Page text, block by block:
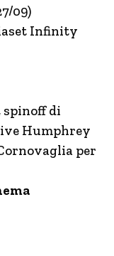
09)
Infinity
spinoff di
Humphrey
per